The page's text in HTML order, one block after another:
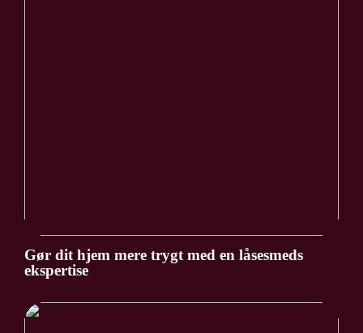
Gør dit hjem mere trygt med en låsesmeds
ekspertise